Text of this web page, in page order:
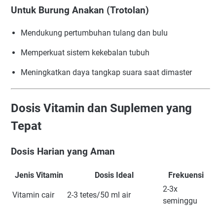
Untuk Burung Anakan (Trotolan)
Mendukung pertumbuhan tulang dan bulu
Memperkuat sistem kekebalan tubuh
Meningkatkan daya tangkap suara saat dimaster
Dosis Vitamin dan Suplemen yang
Tepat
Dosis Harian yang Aman
Jenis Vitamin Dosis Ideal Frekuensi
Vitamin cair 2-3 tetes/50 ml air
2-3x
seminggu